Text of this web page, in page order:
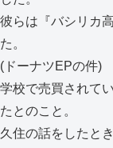
彼らは『バシリカ
た。
(ドーナツEPの件)
学校で売買されて
たとのこと。
久住の話をしたと